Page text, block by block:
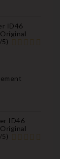
ID46
/5)
ID46
/5)